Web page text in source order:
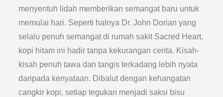
menyentuh lidah memberikan semangat baru untuk
memulai hari. Seperti halnya Dr. John Dorian yang
selalu penuh semangat di rumah sakit Sacred Heart,
kopi hitam ini hadir tanpa kekurangan cerita. Kisah-
kisah penuh tawa dan tangis terkadang lebih nyata
daripada kenyataan. Dibalut dengan kehangatan
cangkir kopi, setiap tegukan menjadi saksi bisu